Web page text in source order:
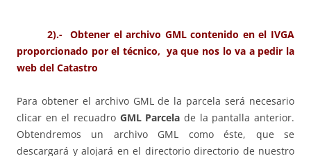
2).- Obtener el archivo GML contenido en el IVGA
proporcionado por el técnico, ya que nos lo va a pedir la
web del Catastro
Para obtener el archivo GML de la parcela será necesario
clicar en el recuadro GML Parcela de la pantalla anterior.
Obtendremos un archivo GML como éste, que se
descargará y alojará en el directorio directorio de nuestro